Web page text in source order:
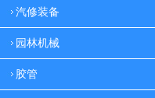
汽修装备
园林机械
胶管